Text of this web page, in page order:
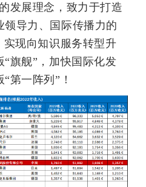
发展理念，致力于打造
导力、国际传播力的
实现向知识服务转型升
旗舰”，加快国际化发
第一阵列”！